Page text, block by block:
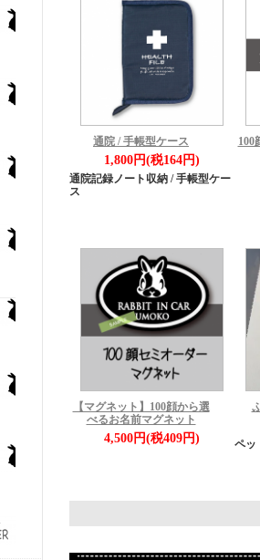
通院 / 手帳型ケース
1,800円(税164円)
通院記録ノート収納 / 手帳型ケー
ス
100
【マグネット】100顔から選
べるお名前マグネット
4,500円(税409円) ペッ